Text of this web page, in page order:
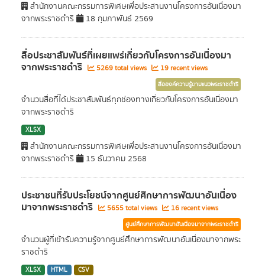
สำนักงานคณะกรรมการพิเศษเพื่อประสานงานโครงการอันเนื่องมา
จากพระราชดำริ
18 กุมภาพันธ์ 2569
สื่อประชาสัมพันธ์ที่เผยแพร่เกี่ยวกับโครงการอันเนื่องมา
จากพระราชดำริ 5269 total views 19 recent views
สื่อองค์ความรู้ตามแนวพระราชดำริ
จำนวนสื่อที่ได้ประชาสัมพันธ์ทุกช่องทางเกี่ยวกับโครงการอันเนื่องมา
จากพระราชดำริ
XLSX
สำนักงานคณะกรรมการพิเศษเพื่อประสานงานโครงการอันเนื่องมา
จากพระราชดำริ
15 ธันวาคม 2568
ประชาชนที่รับประโยชน์จากศูนย์ศึกษาการพัฒนาอันเนื่อง
มาจากพระราชดำริ 5655 total views 16 recent views
ศูนย์ศึกษาการพัฒนาอันเนื่องมาจากพระราชดำริ
จำนวนผู้ที่เข้ารับความรู้จากศูนย์ศึกษาการพัฒนาอันเนื่องมาจากพระ
ราชดำริ
XLSX HTML CSV